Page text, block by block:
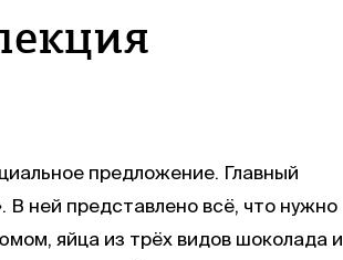
предложение. Главный
В ней представлено всё, что нужно
яйца из трёх видов шоколада и